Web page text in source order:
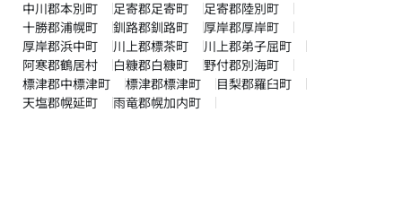
中川郡本別町
足寄郡足寄町
足寄郡陸別町
十勝郡浦幌町
釧路郡釧路町
厚岸郡厚岸町
厚岸郡浜中町
川上郡標茶町
川上郡弟子屈町
阿寒郡鶴居村
白糠郡白糠町
野付郡別海町
標津郡中標津町
標津郡標津町
目梨郡羅臼町
天塩郡幌延町
雨竜郡幌加内町